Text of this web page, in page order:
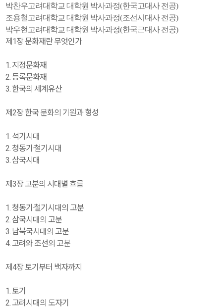
박찬우고려대학교 대학원 박사과정(한국고대사 전공)
조용철고려대학교 대학원 박사과정(조선시대사 전공)
박우현 고려대학교 대학원 박사과정(한국근대사 전공)
제1장 문화재란 무엇인가
1. 지정문화재
2. 등록문화재
3. 한국의 세계유산
제2장 한국 문화의 기원과 형성
1. 석기시대
2. 청동기·철기시대
3. 삼국시대
제3장 고분의 시대별 흐름
1. 청동기·철기시대의 고분
2. 삼국시대의 고분
3. 남북국시대의 고분
4. 고려와 조선의 고분
제4장 토기부터 백자까지
1. 토기
2. 고려시대의 도자기